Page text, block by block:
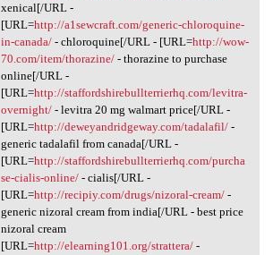
xenical[/URL -
[URL=http://a1sewcraft.com/generic-chloroquine-
in-canada/- chloroquine[/URL - [URL=http://wow-
70.com/item/thorazine/- thorazine to purchase
online[/URL -
[URL=http://staffordshirebullterrierhq.com/levitra-
overnight/- levitra 20 mg walmart price[/URL -
[URL=http://deweyandridgeway.com/tadalafil/-
generic tadalafil from canada[/URL -
[URL=http://staffordshirebullterrierhq.com/purcha
se-cialis-online/- cialis[/URL -
[URL=http://recipiy.com/drugs/nizoral-cream/-
generic nizoral cream from india[/URL - best price
nizoral cream
[URL=http://elearning101.org/strattera/-